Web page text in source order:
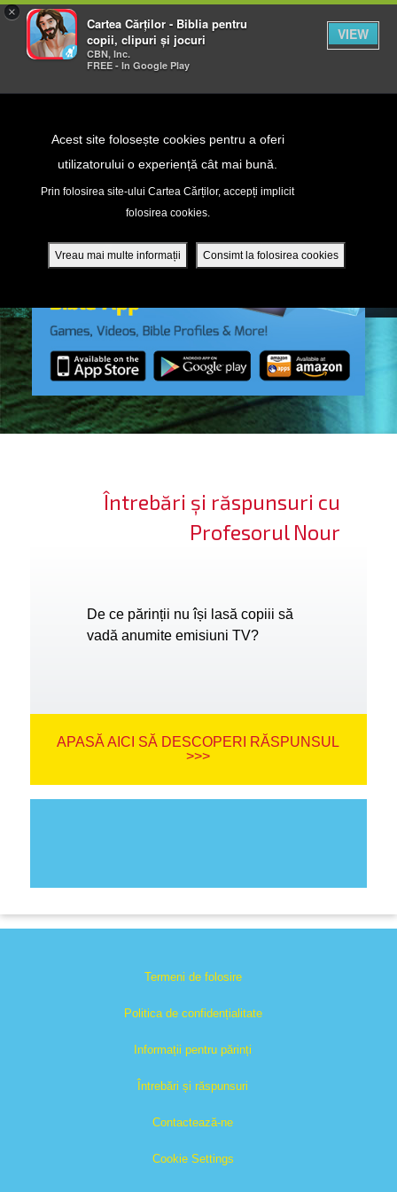
×
Cartea Cărților - Biblia pentru
copii, clipuri și jocuri
CBN, Inc.
FREE - In Google Play
VIEW
Acest site folosește cookies pentru a oferi
utilizatorului o experiență cât mai bună.
Prin folosirea site-ului Cartea Cărților, accepți implicit
folosirea cookies.
Vreau mai multe informații Consimt la folosirea cookies
DVD - Sezoane 1-4
mobilă
te
Întrebări și răspunsuri cu
Profesorul Nour
De ce părinții nu își lasă copiii să
vadă anumite emisiuni TV?
APASĂ AICI SĂ DESCOPERI RĂSPUNSUL
>>>
Termeni de folosire
Politica de confidențialitate
Informații pentru părinți
Întrebări și răspunsuri
Contactează-ne
Cookie Settings